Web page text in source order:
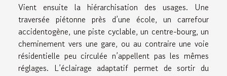
Vient ensuite la hiérarchisation des usages. Une
traversée piétonne près d’une école, un carrefour
accidentogène, une piste cyclable, un centre-bourg, un
cheminement vers une gare, ou au contraire une voie
résidentielle peu circulée n’appellent pas les mêmes
réglages. L’éclairage adaptatif permet de sortir du